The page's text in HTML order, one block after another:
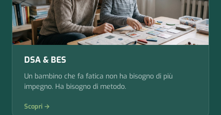
DSA & BES
Un bambino che fa fatica non ha bisogno di più
impegno. Ha bisogno di metodo.
Scopri →